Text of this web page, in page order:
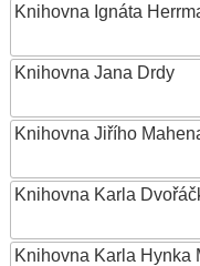
Knihovna Ignáta
Knihovna Jana Drdy
Knihovna Jiřího
Knihovna Karla
Knihovna Karla Hynka